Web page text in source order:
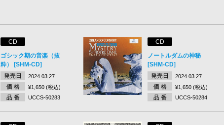
CD
ゴシック期の音楽（抜
粋） [SHM-CD]
発売日
2024.03.27
価 格 ¥1,650 (税込)
品 番 UCCS-50283
CD
ノートルダムの神秘
[SHM-CD]
発売日
2024.03.27
価 格 ¥1,650 (税込)
品 番 UCCS-50284